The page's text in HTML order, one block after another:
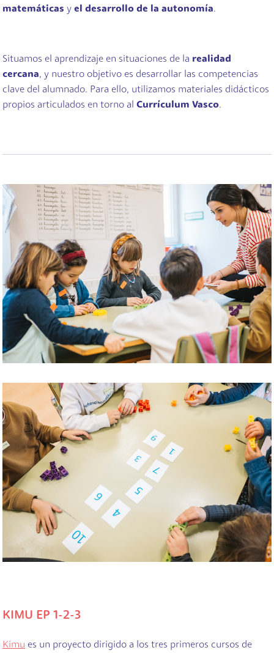
matemáticas y el desarrollo de la autonomía.
Situamos el aprendizaje en situaciones de la realidad
cercana, y nuestro objetivo es desarrollar las competencias
clave del alumnado. Para ello, utilizamos materiales didácticos
propios articulados en torno al Currículum Vasco.
KIMU EP 1-2-3
Kimu es un proyecto dirigido a los tres primeros cursos de